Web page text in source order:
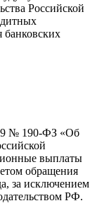
Российской
банковских
№ 190-ФЗ «Об
выплаты
обращения
за исключением
РФ.